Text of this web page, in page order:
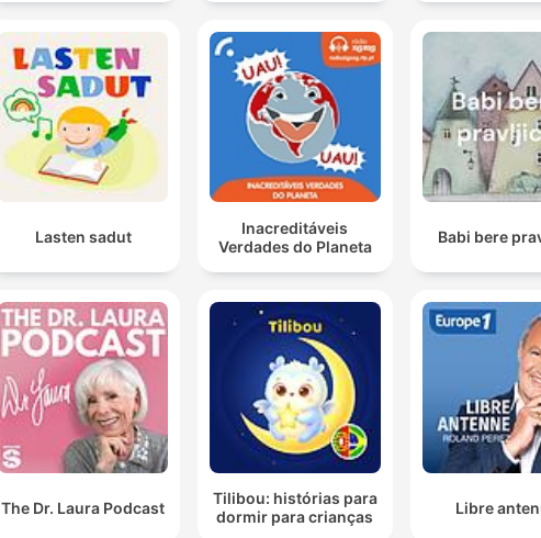
Lasten sadut
Inacreditáveis
Verdades do Planeta
Babi bere
The Dr. Laura Podcast
Tilibou: histórias para
dormir para crianças
Libre